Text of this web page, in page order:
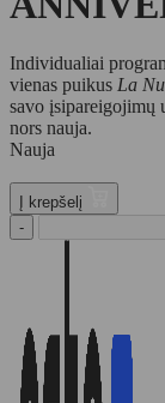
Individualiai
vienas puikus La
savo įsipareigojimų
nors nauja.
Nauja
Į krepšelį
-